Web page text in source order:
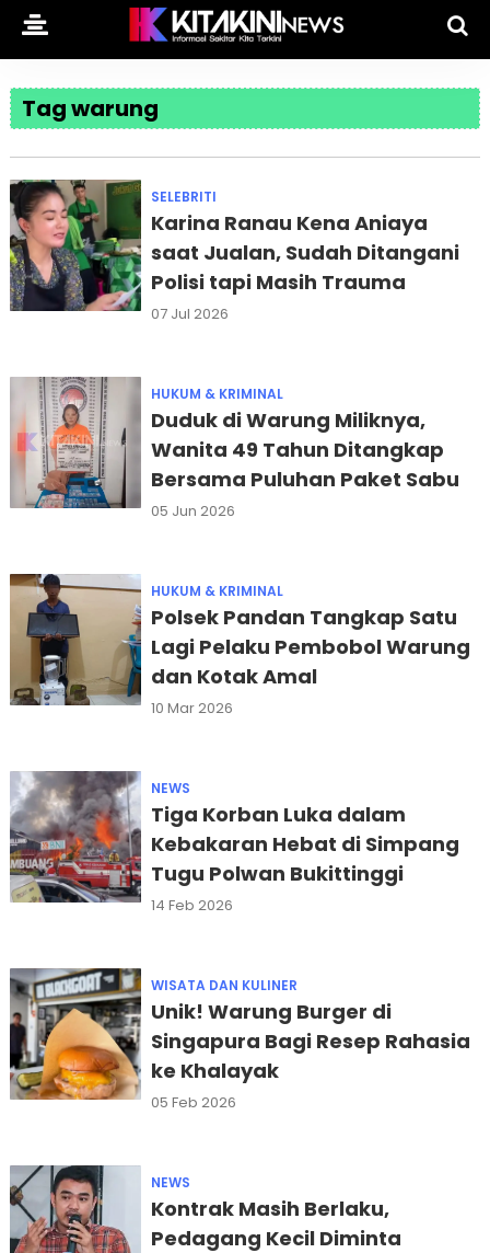
Tag warung
SELEBRITI
Karina Ranau Kena Aniaya
saat Jualan, Sudah Ditangani
Polisi tapi Masih Trauma
07 Jul 2026
HUKUM & KRIMINAL
Duduk di Warung Miliknya,
Wanita 49 Tahun Ditangkap
Bersama Puluhan Paket Sabu
05 Jun 2026
HUKUM & KRIMINAL
Polsek Pandan Tangkap Satu
Lagi Pelaku Pembobol Warung
dan Kotak Amal
10 Mar 2026
NEWS
Tiga Korban Luka dalam
Kebakaran Hebat di Simpang
Tugu Polwan Bukittinggi
14 Feb 2026
WISATA DAN KULINER
Unik! Warung Burger di
Singapura Bagi Resep Rahasia
ke Khalayak
05 Feb 2026
NEWS
Kontrak Masih Berlaku,
Pedagang Kecil Diminta